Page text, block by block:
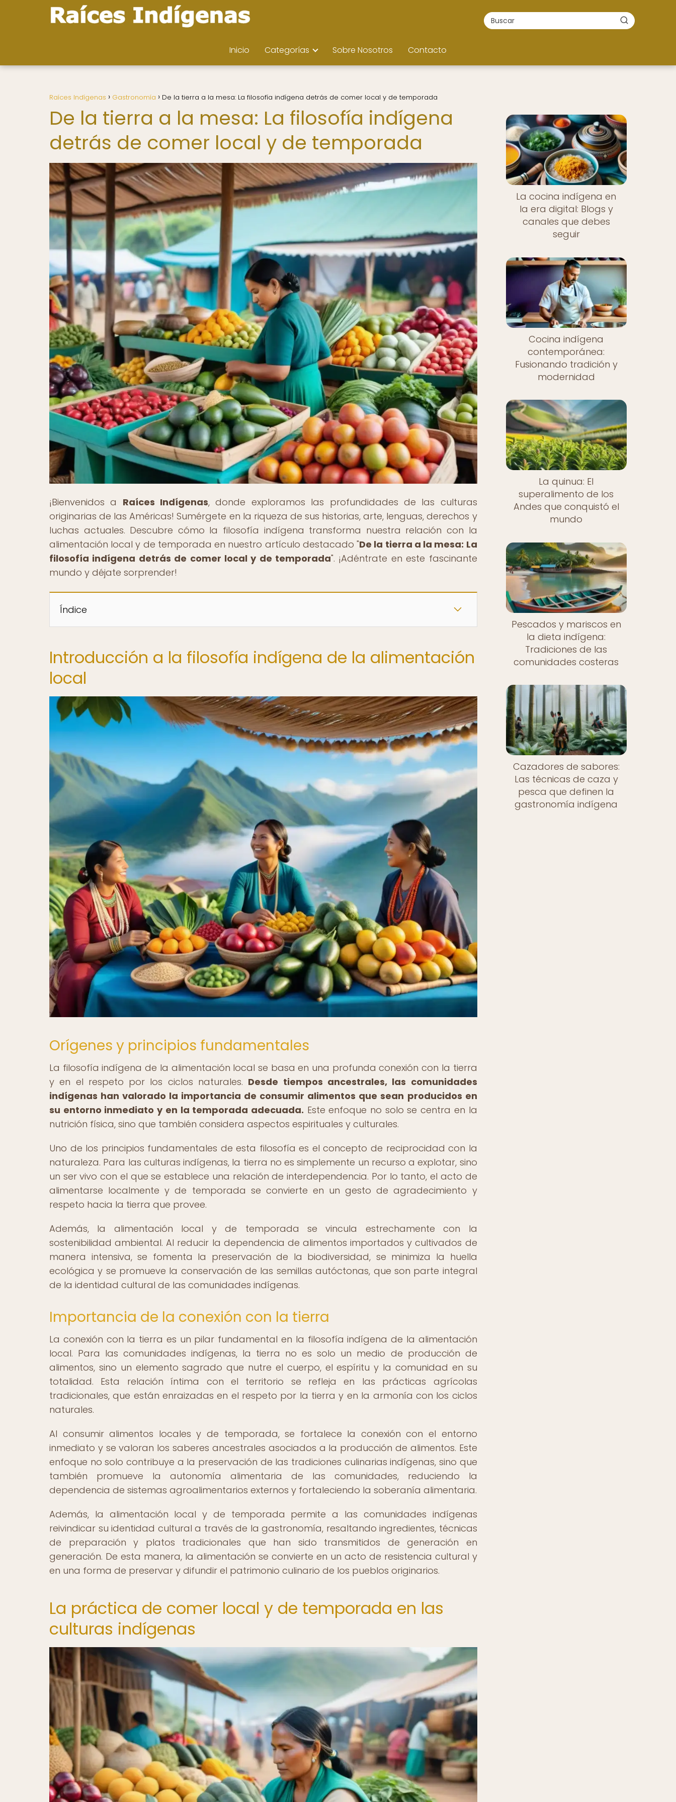
Inicio Categorías Sobre Nosotros Contacto
Raíces Indígenas Gastronomía De la tierra a la mesa: La filosofía indígena detrás de comer local y de temporada
De la tierra a la mesa: La filosofía indígena
detrás de comer local y de temporada
¡Bienvenidos a Raíces Indígenas, donde exploramos las profundidades de las culturas
originarias de las Américas! Sumérgete en la riqueza de sus historias, arte, lenguas, derechos y
luchas actuales. Descubre cómo la filosofía indígena transforma nuestra relación con la
alimentación local y de temporada en nuestro artículo destacado "De la tierra a la mesa: La
filosofía indígena detrás de comer local y de temporada". ¡Adéntrate en este fascinante
mundo y déjate sorprender!
Índice
Introducción a la filosofía indígena de la alimentación
local
Orígenes y principios fundamentales
La filosofía indígena de la alimentación local se basa en una profunda conexión con la tierra
y en el respeto por los ciclos naturales. Desde tiempos ancestrales, las comunidades
indígenas han valorado la importancia de consumir alimentos que sean producidos en
su entorno inmediato y en la temporada adecuada. Este enfoque no solo se centra en la
nutrición física, sino que también considera aspectos espirituales y culturales.
Uno de los principios fundamentales de esta filosofía es el concepto de reciprocidad con la
naturaleza. Para las culturas indígenas, la tierra no es simplemente un recurso a explotar, sino
un ser vivo con el que se establece una relación de interdependencia. Por lo tanto, el acto de
alimentarse localmente y de temporada se convierte en un gesto de agradecimiento y
respeto hacia la tierra que provee.
Además, la alimentación local y de temporada se vincula estrechamente con la
sostenibilidad ambiental. Al reducir la dependencia de alimentos importados y cultivados de
manera intensiva, se fomenta la preservación de la biodiversidad, se minimiza la huella
ecológica y se promueve la conservación de las semillas autóctonas, que son parte integral
de la identidad cultural de las comunidades indígenas.
Importancia de la conexión con la tierra
La conexión con la tierra es un pilar fundamental en la filosofía indígena de la alimentación
local. Para las comunidades indígenas, la tierra no es solo un medio de producción de
alimentos, sino un elemento sagrado que nutre el cuerpo, el espíritu y la comunidad en su
totalidad. Esta relación íntima con el territorio se refleja en las prácticas agrícolas
tradicionales, que están enraizadas en el respeto por la tierra y en la armonía con los ciclos
naturales.
Al consumir alimentos locales y de temporada, se fortalece la conexión con el entorno
inmediato y se valoran los saberes ancestrales asociados a la producción de alimentos. Este
enfoque no solo contribuye a la preservación de las tradiciones culinarias indígenas, sino que
también promueve la autonomía alimentaria de las comunidades, reduciendo la
dependencia de sistemas agroalimentarios externos y fortaleciendo la soberanía alimentaria.
Además, la alimentación local y de temporada permite a las comunidades indígenas
reivindicar su identidad cultural a través de la gastronomía, resaltando ingredientes, técnicas
de preparación y platos tradicionales que han sido transmitidos de generación en
generación. De esta manera, la alimentación se convierte en un acto de resistencia cultural y
en una forma de preservar y difundir el patrimonio culinario de los pueblos originarios.
La práctica de comer local y de temporada en las
culturas indígenas
La cocina indígena en
la era digital: Blogs y
canales que debes
seguir
Cocina indígena
contemporánea:
Fusionando tradición y
modernidad
La quinua: El
superalimento de los
Andes que conquistó el
mundo
Pescados y mariscos en
la dieta indígena:
Tradiciones de las
comunidades costeras
Cazadores de sabores:
Las técnicas de caza y
pesca que definen la
gastronomía indígena